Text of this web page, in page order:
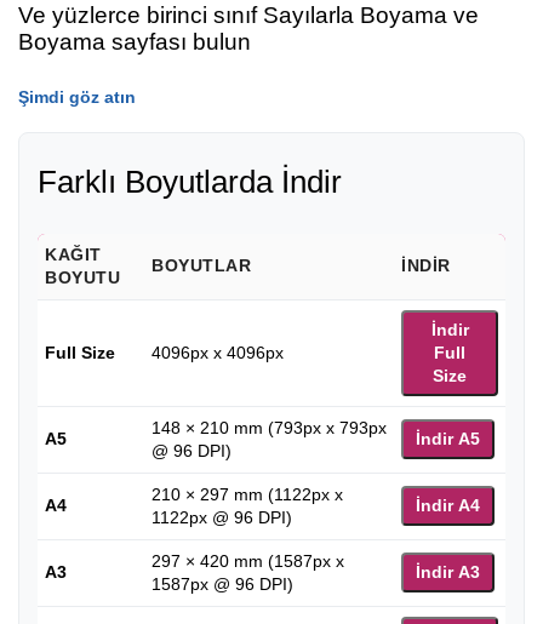
Ve yüzlerce birinci sınıf Sayılarla Boyama ve
Boyama sayfası bulun
Şimdi göz atın
Farklı Boyutlarda İndir
KAĞIT
BOYUTU
BOYUTLAR İNDIR
Full Size 4096px x 4096px
İndir
Full
Size
A5
148 × 210 mm (793px x 793px
@ 96 DPI)
İndir A5
A4
210 × 297 mm (1122px x
1122px @ 96 DPI)
İndir A4
A3
297 × 420 mm (1587px x
1587px @ 96 DPI)
İndir A3